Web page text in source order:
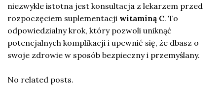
niezwykle istotna jest konsultacja z lekarzem przed
rozpoczęciem suplementacji witaminą C. To
odpowiedzialny krok, który pozwoli uniknąć
potencjalnych komplikacji i upewnić się, że dbasz o
swoje zdrowie w sposób bezpieczny i przemyślany.
No related posts.